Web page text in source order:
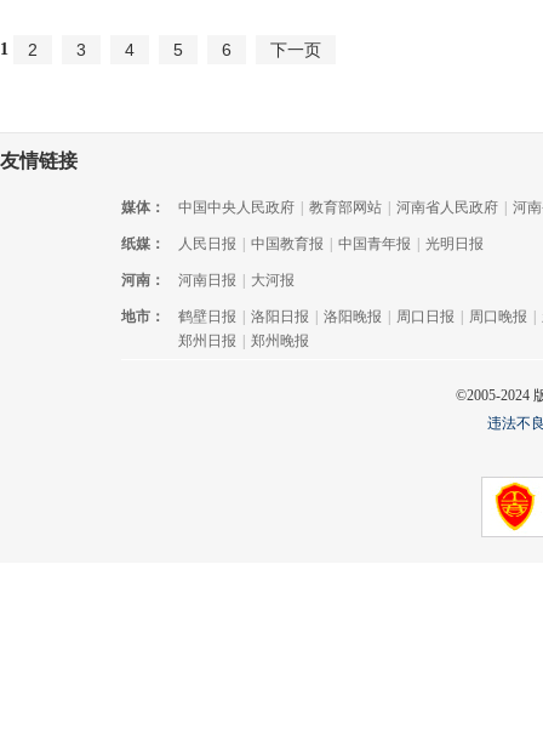
1 2 3 4 5 6 下一页
友情链接
媒体： 中国中央人民政府 教育部网站 河南省人民政府 河
纸媒： 人民日报 中国教育报 中国青年报 光明日报
河南： 河南日报 大河报
地市： 鹤壁日报 洛阳日报 洛阳晚报 周口日报 周口晚报
郑州日报
郑州晚报
©2005-2024
违法不